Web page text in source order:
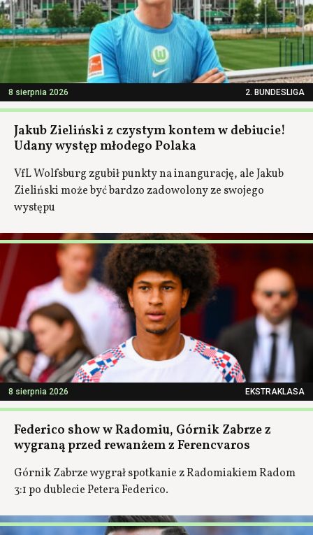
8 sierpnia 2026 2. BUNDESLIGA
Jakub Zieliński z czystym kontem w debiucie!
Udany występ młodego Polaka
VfL Wolfsburg zgubił punkty na inangurację, ale Jakub
Zieliński może być bardzo zadowolony ze swojego
występu
8 sierpnia 2026 EKSTRAKLASA
Federico show w Radomiu, Górnik Zabrze z
wygraną przed rewanżem z Ferencvaros
Górnik Zabrze wygrał spotkanie z Radomiakiem Radom
3:1 po dublecie Petera Federico.